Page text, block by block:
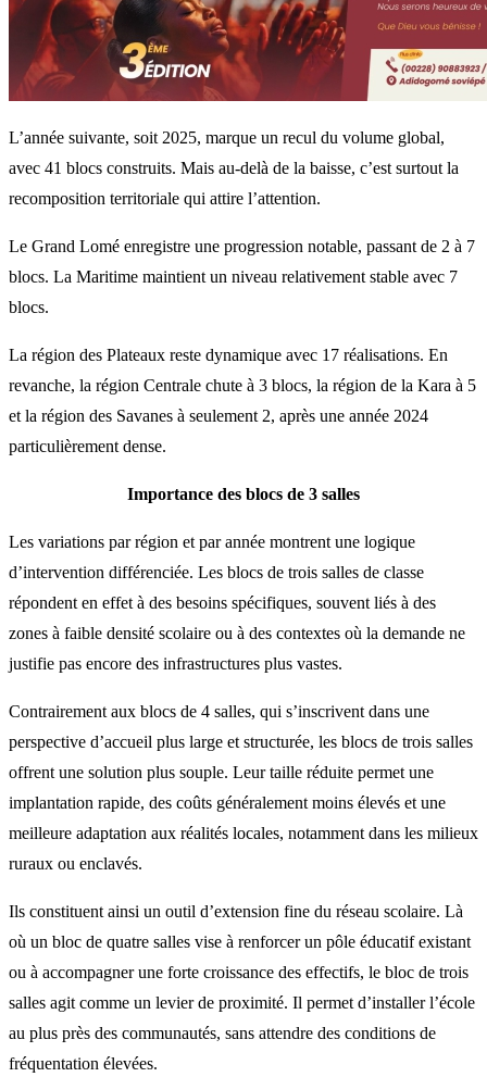
L’année suivante, soit 2025, marque un recul du volume global,
avec 41 blocs construits. Mais au-delà de la baisse, c’est surtout la
recomposition territoriale qui attire l’attention.
Le Grand Lomé enregistre une progression notable, passant de 2 à 7
blocs. La Maritime maintient un niveau relativement stable avec 7
blocs.
La région des Plateaux reste dynamique avec 17 réalisations. En
revanche, la région Centrale chute à 3 blocs, la région de la Kara à 5
et la région des Savanes à seulement 2, après une année 2024
particulièrement dense.
Importance des blocs de 3 salles
Les variations par région et par année montrent une logique
d’intervention différenciée. Les blocs de trois salles de classe
répondent en effet à des besoins spécifiques, souvent liés à des
zones à faible densité scolaire ou à des contextes où la demande ne
justifie pas encore des infrastructures plus vastes.
Contrairement aux blocs de 4 salles, qui s’inscrivent dans une
perspective d’accueil plus large et structurée, les blocs de trois salles
offrent une solution plus souple. Leur taille réduite permet une
implantation rapide, des coûts généralement moins élevés et une
meilleure adaptation aux réalités locales, notamment dans les milieux
ruraux ou enclavés.
Ils constituent ainsi un outil d’extension fine du réseau scolaire. Là
où un bloc de quatre salles vise à renforcer un pôle éducatif existant
ou à accompagner une forte croissance des effectifs, le bloc de trois
salles agit comme un levier de proximité. Il permet d’installer l’école
au plus près des communautés, sans attendre des conditions de
fréquentation élevées.